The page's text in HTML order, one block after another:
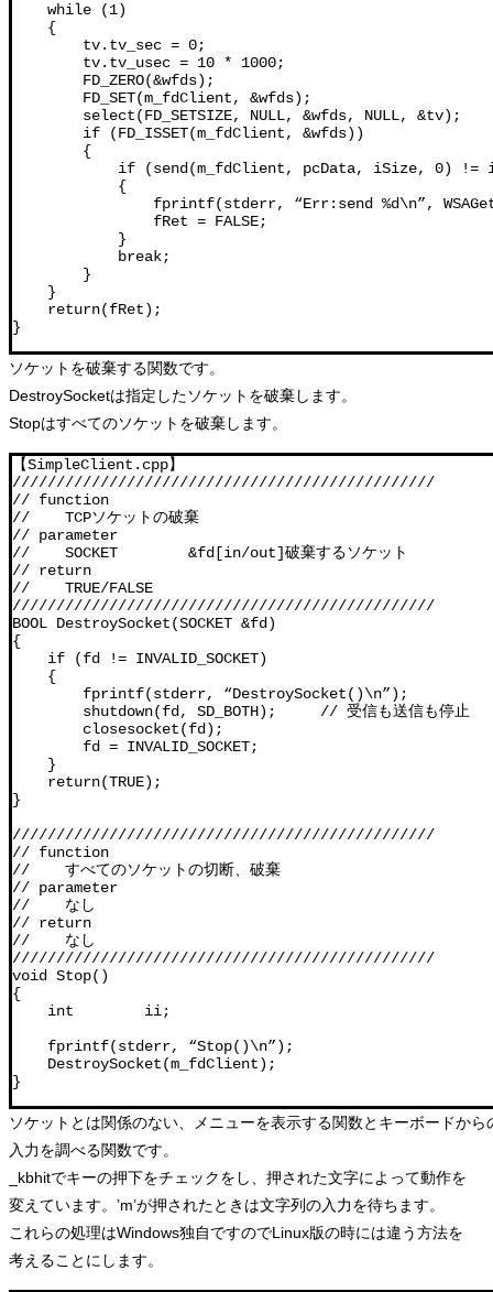
    while (1)
    {
        tv.tv_sec = 0;
tv.tv_usec = 10 * 1000;
        FD_ZERO(&wfds);
FD_SET(m_fdClient, &wfds);
select(FD_SETSIZE, NULL, &wfds, NULL, &tv);
if (FD_ISSET(m_fdClient, &wfds))
        {
if (send(m_fdClient, pcData, iSize, 0) !=
            {
fprintf(stderr, “Err:send %d\n”,
                fRet = FALSE;
            }
            break;
        }
    }
    return(fRet);
}
ソケットを破棄する関数です。
DestroySocketは指定したソケットを破棄します。
Stopはすべてのソケットを破棄します。
【SimpleClient.cpp】
////////////////////////////////////////////////
// function
//    TCPソケットの破棄
// parameter
//    SOCKET        &fd[in/out]破棄するソケット
// return
//    TRUE/FALSE
////////////////////////////////////////////////
BOOL DestroySocket(SOCKET &fd)
{
    if (fd != INVALID_SOCKET)
    {
        fprintf(stderr, “DestroySocket()\n”);
        shutdown(fd, SD_BOTH);     // 受信も送信も停止
        closesocket(fd);
        fd = INVALID_SOCKET;
    }
    return(TRUE);
}
////////////////////////////////////////////////
// function
//    すべてのソケットの切断、破棄
// parameter
//    なし
// return
//    なし
////////////////////////////////////////////////
void Stop()
{
    int        ii;
    fprintf(stderr, “Stop()\n”);
    DestroySocket(m_fdClient);
}
ソケットとは関係のない、メニューを表示する関数とキーボードから
入力を調べる関数です。
_kbhitでキーの押下をチェックをし、押された文字によって動作を
変えています。’m’が押されたときは文字列の入力を待ちます。
これらの処理はWindows独自ですのでLinux版の時には違う方法を
考えることにします。